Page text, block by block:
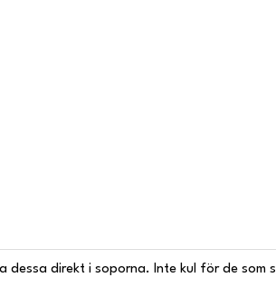
direkt i soporna. Inte kul för de som